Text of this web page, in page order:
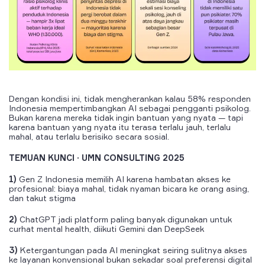
Dengan kondisi ini, tidak mengherankan kalau 58% responden
Indonesia mempertimbangkan AI sebagai pengganti psikolog.
Bukan karena mereka tidak ingin bantuan yang nyata — tapi
karena bantuan yang nyata itu terasa terlalu jauh, terlalu
mahal, atau terlalu berisiko secara sosial.
TEMUAN KUNCI · UMN CONSULTING 2025
1) Gen Z Indonesia memilih AI karena hambatan akses ke
profesional: biaya mahal, tidak nyaman bicara ke orang asing,
dan takut stigma
2) ChatGPT jadi platform paling banyak digunakan untuk
curhat mental health, diikuti Gemini dan DeepSeek
3) Ketergantungan pada AI meningkat seiring sulitnya akses
ke layanan konvensional bukan sekadar soal preferensi digital